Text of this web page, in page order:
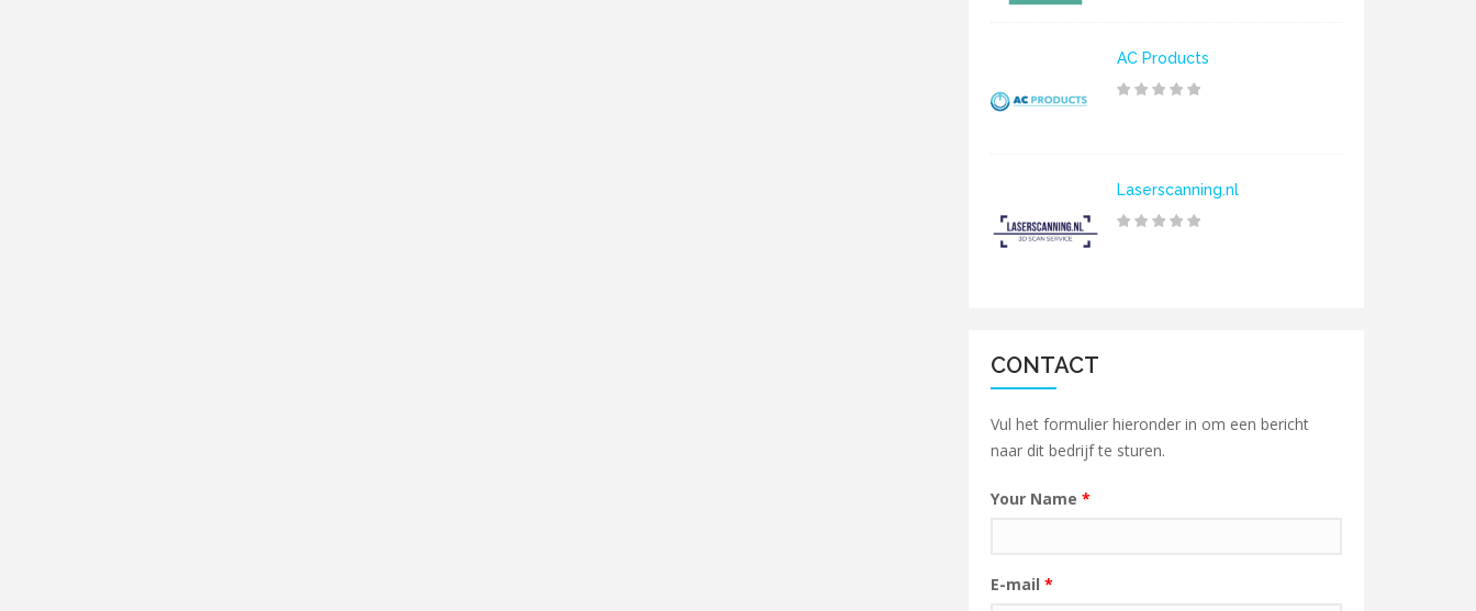
AC Products
Laserscanning.nl
CONTACT
Vul het formulier hieronder in om een bericht
naar dit bedrijf te sturen.
Your Name *
E-mail *